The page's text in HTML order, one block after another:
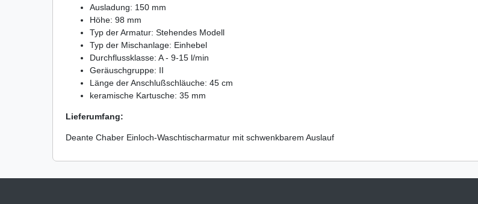
Ausladung: 150 mm
Höhe: 98 mm
Typ der Armatur: Stehendes Modell
Typ der Mischanlage: Einhebel
Durchflussklasse: A - 9-15 l/min
Geräuschgruppe: II
Länge der Anschlußschläuche: 45 cm
keramische Kartusche: 35 mm
Lieferumfang:
Deante Chaber Einloch-Waschtischarmatur mit schwenkbarem Auslauf